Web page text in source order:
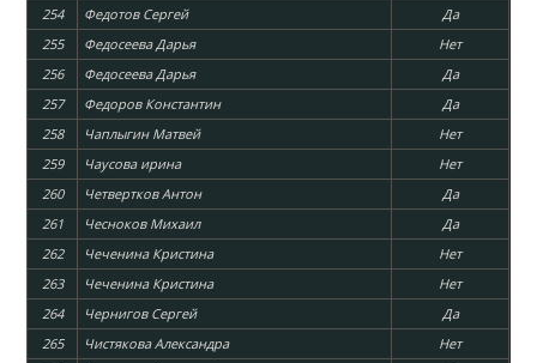
254
Федотов Сергей
Да
255
Федосеева Дарья
Нет
256
Федосеева Дарья
Да
257
Федоров Константин
Да
258
Чаплыгин Матвей
Нет
259
Чаусова ирина
Нет
260
Четвертков Антон
Да
261
Чесноков Михаил
Да
262
Чеченина Кристина
Нет
263
Чеченина Кристина
Нет
264
Чернигов Сергей
Да
265
Чистякова Александра
Нет